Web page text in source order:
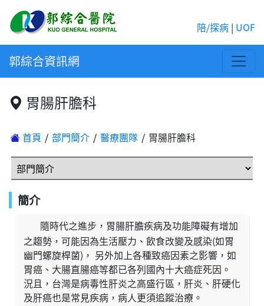
陪/探病 | UOF
郭綜合資訊網
胃腸肝膽科
首頁 部門簡介 醫療團隊 胃腸肝膽科
簡介
隨時代之進步，胃腸肝膽疾病及功能障礙有增加
之趨勢，可能因為生活壓力、飲食改變及感染(如胃
幽門螺旋桿菌)， 另外加上各種致癌因素之影響，如
胃癌、大腸直腸癌等都已各列國內十大癌症死因。
況且，台灣是病毒性肝炎之高盛行區，肝炎、肝硬化
及肝癌也是常見疾病，病人更須追蹤治療。